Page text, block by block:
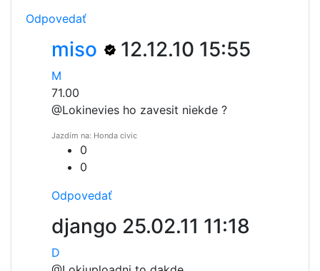
Odpovedať
miso 12.12.10 15:55
M
71.00
@Lokinevies ho zavesit niekde ?
Jazdím na: Honda civic
0
0
Odpovedať
django 25.02.11 11:18
D